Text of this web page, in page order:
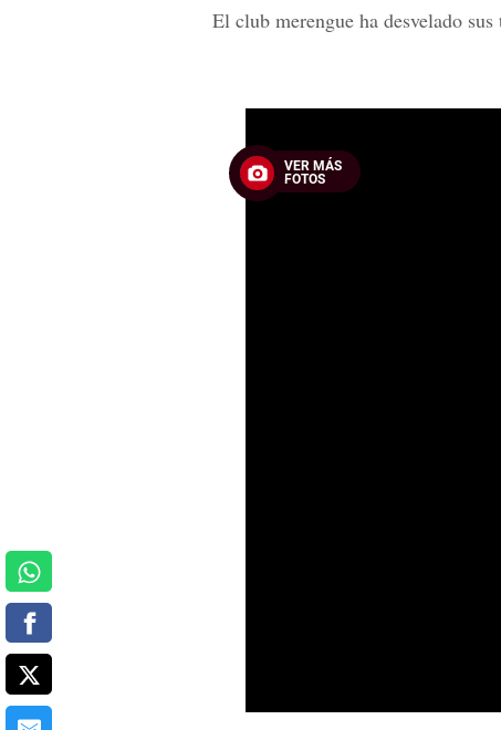
El club merengue ha desvelado
VER MÁS
FOTOS
of
32
secondsVolume
90%